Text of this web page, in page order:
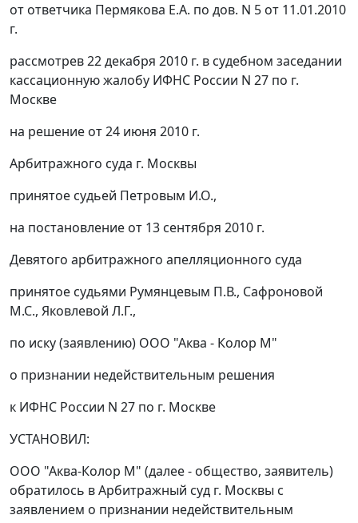
от ответчика Пермякова Е.А. по дов. N 5 от 11.01.2010
г.
рассмотрев 22 декабря 2010 г. в судебном заседании
кассационную жалобу ИФНС России N 27 по г.
Москве
на решение от 24 июня 2010 г.
Арбитражного суда г. Москвы
принятое судьей Петровым И.О.,
на постановление от 13 сентября 2010 г.
Девятого арбитражного апелляционного суда
принятое судьями Румянцевым П.В., Сафроновой
М.С., Яковлевой Л.Г.,
по иску (заявлению) ООО "Аква - Колор М"
о признании недействительным решения
к ИФНС России N 27 по г. Москве
УСТАНОВИЛ:
ООО "Аква-Колор М" (далее - общество, заявитель)
обратилось в Арбитражный суд г. Москвы с
заявлением о признании недействительным